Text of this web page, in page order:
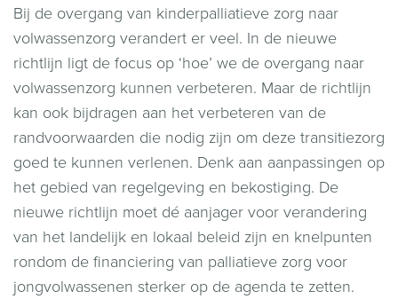
Bij de overgang van kinderpalliatieve zorg naar
volwassenzorg verandert er veel. In de nieuwe
richtlijn ligt de focus op ‘hoe’ we de overgang naar
volwassenzorg kunnen verbeteren. Maar de richtlijn
kan ook bijdragen aan het verbeteren van de
randvoorwaarden die nodig zijn om deze transitiezorg
goed te kunnen verlenen. Denk aan aanpassingen op
het gebied van regelgeving en bekostiging. De
nieuwe richtlijn moet dé aanjager voor verandering
van het landelijk en lokaal beleid zijn en knelpunten
rondom de financiering van palliatieve zorg voor
jongvolwassenen sterker op de agenda te zetten.